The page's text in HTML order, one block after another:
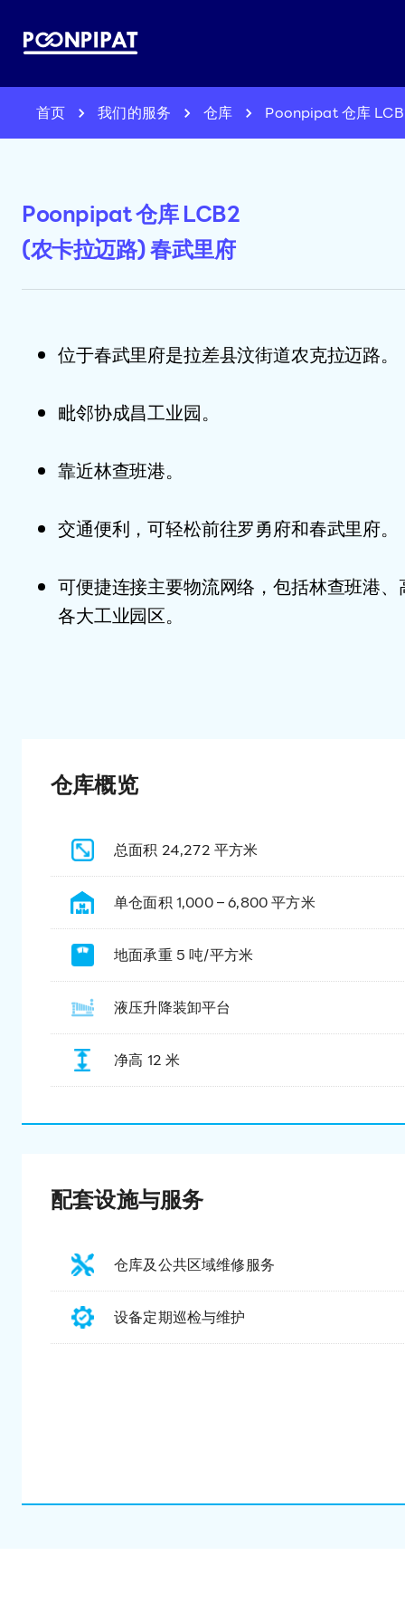
首页 我们的服务 仓库 Poonpipat 仓库
Poonpipat 仓库 LCB2
(农卡拉迈路) 春武里府
位于春武里府是拉差县汶街道农克拉迈路。
毗邻协成昌工业园。
靠近林查班港。
交通便利，可轻松前往罗勇府和春武里府。
可便捷连接主要物流网络，包括林查班港
各大工业园区。
仓库概览
总面积 24,272 平方米
单仓面积 1,000 – 6,800 平方米
地面承重 5 吨/平方米
液压升降装卸平台
净高 12 米
配套设施与服务
仓库及公共区域维修服务
设备定期巡检与维护